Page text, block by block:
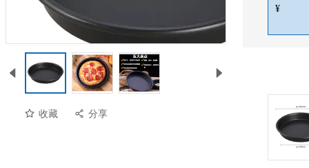
收藏 分享
¥